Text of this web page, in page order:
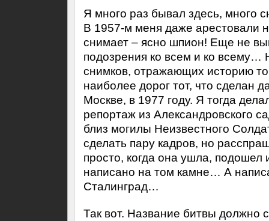
Я много раз бывал здесь, много
В 1957-м меня даже арестовали
снимает – ясно шпион! Еще не
подозрения ко всем и ко всему…
снимков, отражающих историю
наиболее дорог тот, что сделан
Москве, в 1977 году. Я тогда
репортаж из Александровского
близ могилы Неизвестного
сделать пару кадров, но
просто, когда она ушла, подошел
написано на том камне… А
Сталинград…
Так вот. Название битвы должно